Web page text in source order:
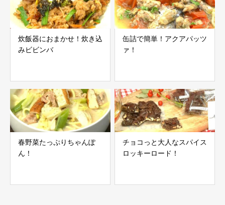
炊飯器におまかせ！炊き込
みビビンバ
缶詰で簡単！アクアパッツ
ァ！
春野菜たっぷりちゃんぽ
ん！
チョコっと大人なスパイス
ロッキーロード！